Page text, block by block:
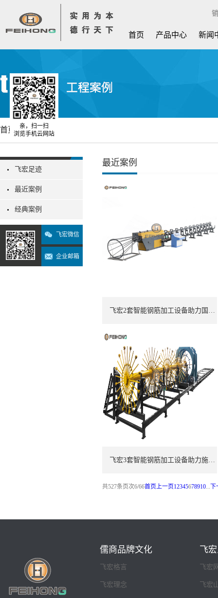
首页 产品中心 新闻
飞宏足迹
最近案例
经典案例
飞宏微信
企业邮箱
首页 工程案例
最近案例
飞宏2套智能钢筋加工设备助力国际施工项目建设
飞宏3套智能钢筋加工设备助力施工项目建设
共527条页次6/66首页上一页12345678910...
儒商品牌文化
飞宏格言
飞宏理念
飞
飞宏
飞宏
亲，扫一扫
浏览手机云网站